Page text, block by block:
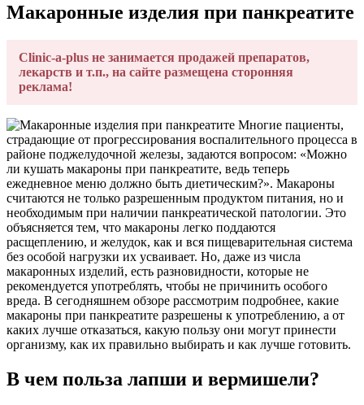
Макаронные изделия при панкреатите
Clinic-a-plus не занимается продажей препаратов,
лекарств и т.п., на сайте размещена сторонняя
реклама!
Многие пациенты,
страдающие от прогрессирования воспалительного процесса в
районе поджелудочной железы, задаются вопросом: «Можно
ли кушать макароны при панкреатите, ведь теперь
ежедневное меню должно быть диетическим?». Макароны
считаются не только разрешенным продуктом питания, но и
необходимым при наличии панкреатической патологии. Это
объясняется тем, что макароны легко поддаются
расщеплению, и желудок, как и вся пищеварительная система
без особой нагрузки их усваивает. Но, даже из числа
макаронных изделий, есть разновидности, которые не
рекомендуется употреблять, чтобы не причинить особого
вреда. В сегодняшнем обзоре рассмотрим подробнее, какие
макароны при панкреатите разрешены к употреблению, а от
каких лучше отказаться, какую пользу они могут принести
организму, как их правильно выбирать и как лучше готовить.
В чем польза лапши и вермишели?